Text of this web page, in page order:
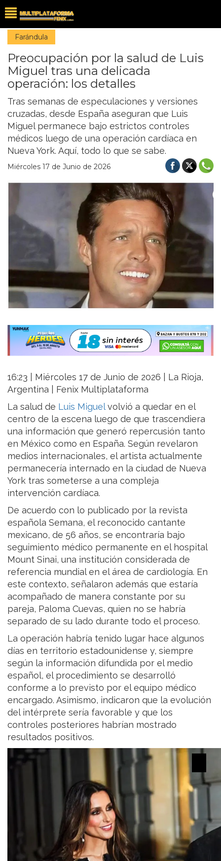
Farándula
Preocupación por la salud de Luis
Miguel tras una delicada
operación: los detalles
Tras semanas de especulaciones y versiones
cruzadas, desde España aseguran que Luis
Miguel permanece bajo estrictos controles
médicos luego de una operación cardíaca en
Nueva York. Aquí, todo lo que se sabe.
Miércoles 17 de Junio de 2026
16:23 | Miércoles 17 de Junio de 2026 | La Rioja,
Argentina | Fenix Multiplataforma
La salud de Luis Miguelvolvió a quedar en el
centro de la escena luego de que trascendiera
una información que generó repercusión tanto
en México como en España. Según revelaron
medios internacionales, el artista actualmente
permanecería internado en la ciudad de Nueva
York tras someterse a una compleja
intervención cardíaca.
De acuerdo con lo publicado por la revista
española Semana, el reconocido cantante
mexicano, de 56 años, se encontraría bajo
seguimiento médico permanente en el hospital
Mount Sinai, una institución considerada de
referencia mundial en el área de cardiología. En
este contexto, señalaron además que estaría
acompañado de manera constante por su
pareja, Paloma Cuevas, quien no se habría
separado de su lado durante todo el proceso.
La operación habría tenido lugar hace algunos
días en territorio estadounidense y, siempre
según la información difundida por el medio
español, el procedimiento se desarrolló
conforme a lo previsto por el equipo médico
encargado. Asimismo, indicaron que la evolución
del intérprete sería favorable y que los
controles posteriores habrían mostrado
resultados positivos.